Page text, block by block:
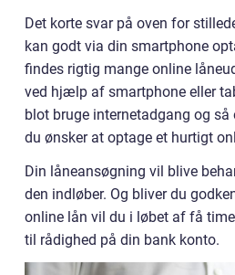
Det korte svar på oven for
kan godt via din smartphone
findes rigtig mange online
ved hjælp af smartphone eller
blot bruge internetadgang og
du ønsker at optage et hurtigt
Din låneansøgning vil blive
den indløber. Og bliver du
online lån vil du i løbet af få
til rådighed på din bank konto.